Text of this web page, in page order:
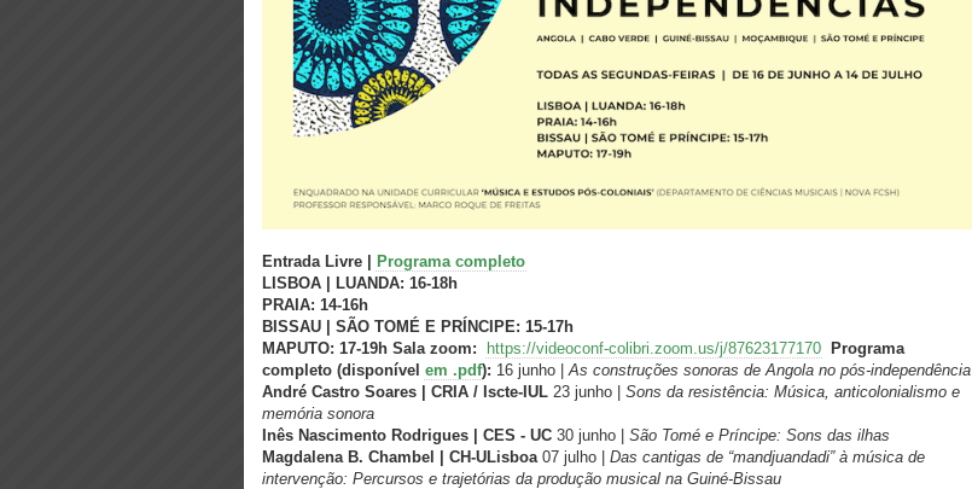
Entrada Livre |
Programa completo
LISBOA | LUANDA: 16-18h
PRAIA: 14-16h
BISSAU | SÃO TOMÉ E PRÍNCIPE: 15-17h
MAPUTO: 17-19h Sala zoom: https://videoconf-colibri.zoom.us/j/87623177170
Programa
completo (disponível em .pdf): 16 junho |As construções sonoras de Angola no pós-independência
André Castro Soares | CRIA / Iscte-IUL 23 junho | Sons da resistência: Música, anticolonialismo e
memória sonora
Inês Nascimento Rodrigues | CES - UC 30 junho | São Tomé e Príncipe: Sons das ilhas
Magdalena B. Chambel | CH-ULisboa07 julho | Das cantigas de “mandjuandadi” à música de
intervenção: Percursos e trajetórias da produção musical na Guiné-Bissau